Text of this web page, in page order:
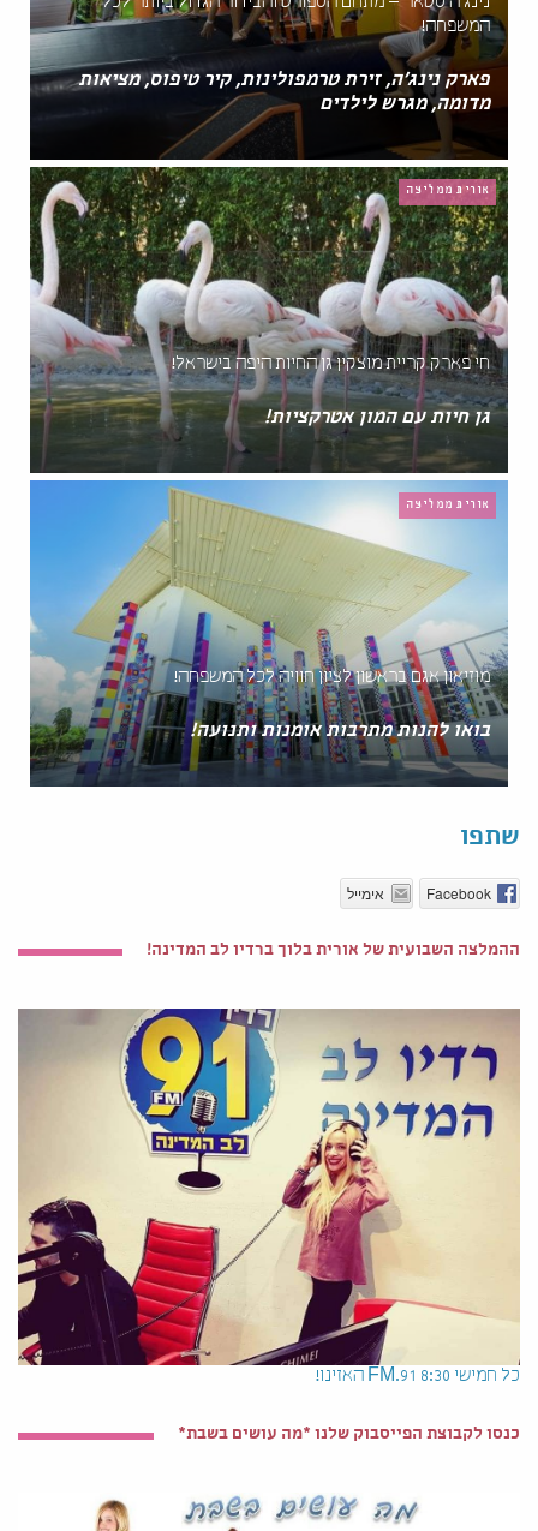
המשפחה!
פארק נינג'ה, זירת טרמפולינות, קיר טיפוס, מציאות
מדומה, מגרש לילדים
אורית ממליצה
חי פארק קריית מוצקין גן החיות היפה בישראל!
גן חיות עם המון אטרקציות!
אורית ממליצה
מוזיאון אגם בראשון לציון חוויה לכל המשפחה!
בואו להנות מתרבות אומנות ותנועה!
שתפו
Facebook אימייל
ההמלצה השבועית של אורית בלוך ברדיו לב המדינה!
כל חמישי 8:30 91.FM האזינו!
כנסו לקבוצת הפייסבוק שלנו *מה עושים בשבת*